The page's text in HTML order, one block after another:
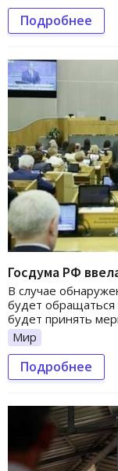
Подробнее
Госдума РФ
В случае
будет
будет принять
Мир
Подробнее